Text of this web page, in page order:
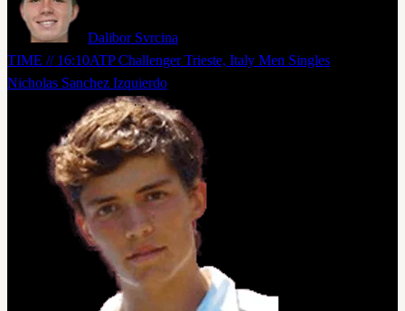
Dalibor Svrcina
TIME // 16:10ATP Challenger Trieste, Italy Men Singles
Nicholas Sanchez Izquierdo